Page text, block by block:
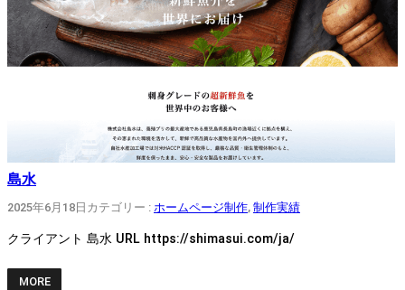
島水
2025年6月18日 カテゴリー : ホームページ制作, 制作実績
クライアント 島水 URL https://shimasui.com/ja/
MORE